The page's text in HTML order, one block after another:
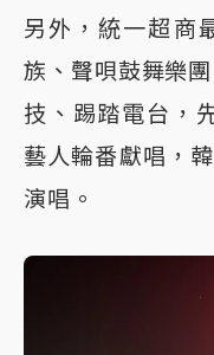
另外，統一超商
族、聲唄鼓舞樂
技、踢踏電台，
藝人輪番獻唱，
演唱。